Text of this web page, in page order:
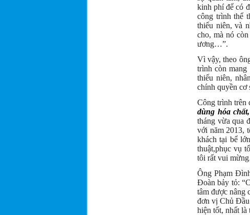
kinh phí để có
công trình thể
thiếu niên, và
cho, mà nó
ương…”.
Vì vậy, theo
trình còn mang
thiếu niên,
chính quyền cơ
Công trình trên
dùng hóa
tháng vừa qua
với năm 2013,
khách tại bể
thuật,phục vụ
tôi rất vui
Ông Phạm
Đoàn bảy tỏ:
tâm được nâng
đơn vị Chủ Đầu
hiện tốt, nhất